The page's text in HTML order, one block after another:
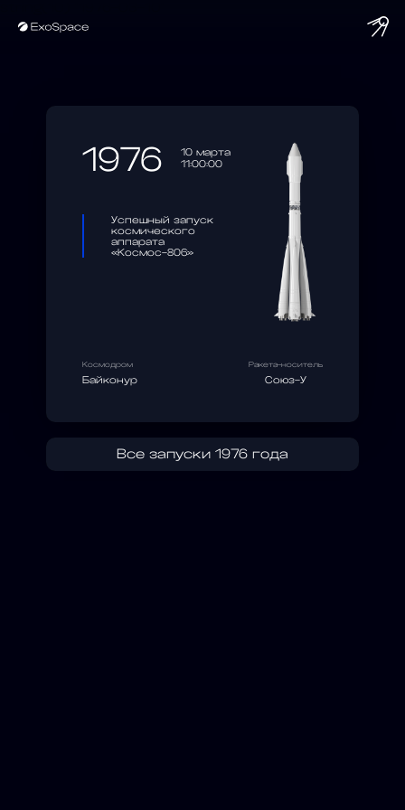
1976
10 марта
11:00:00
Успешный запуск
космического
аппарата
«Космос-806»
Космодром
Байконур
Ракета-носитель
Союз-У
Все запуски 1976 года